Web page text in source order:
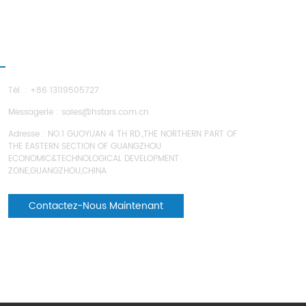
Tél. : +86 13119505727
Messagerie : sales@hstars.com.cn
Adresse : NO.1 GUOYUAN 4 TH RD.,THE NORTHERN PART OF
THE EASTERN SECTION OF GUANGZHOU
ECONOMIC&TECHNOLOGICAL DEVELOPMENT
ZONE,GUANGZHOU,CHINA
Contactez-Nous Maintenant